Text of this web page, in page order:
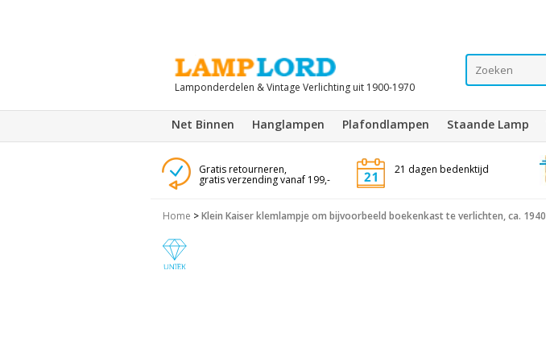
Lamponderdelen & Vintage Verlichting uit 1900-1970
Net Binnen Hanglampen Plafondlampen Staande Lamp
Gratis retourneren,
gratis verzending vanaf 199,-
21 dagen bedenktijd
Home >Klein Kaiser klemlampje om bijvoorbeeld boekenkast te verlichten, ca. 1940